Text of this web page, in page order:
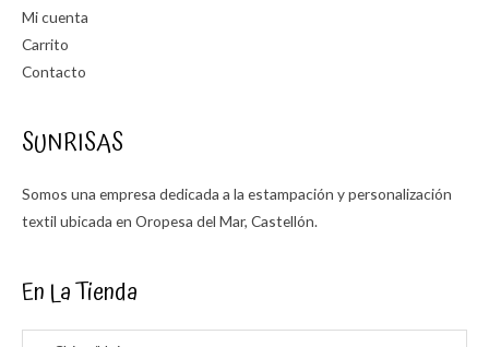
Mi cuenta
Carrito
Contacto
SUNRISAS
Somos una empresa dedicada a la estampación y personalización
textil ubicada en Oropesa del Mar, Castellón.
En La Tienda